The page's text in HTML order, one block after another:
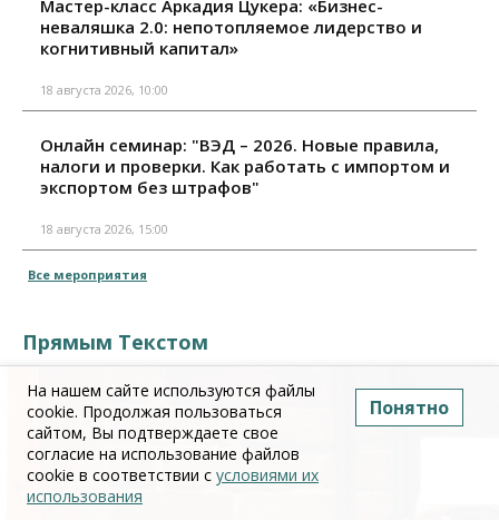
Мастер-класс Аркадия Цукера: «Бизнес-
неваляшка 2.0: непотопляемое лидерство и
когнитивный капитал»
18 августа 2026, 10:00
Онлайн семинар: "ВЭД – 2026. Новые правила,
налоги и проверки. Как работать с импортом и
экспортом без штрафов"
18 августа 2026, 15:00
Все мероприятия
Прямым Текстом
На нашем сайте используются файлы
cookie. Продолжая пользоваться
сайтом, Вы подтверждаете свое
согласие на использование файлов
cookie в соответствии с условиями их
использования
Понятно